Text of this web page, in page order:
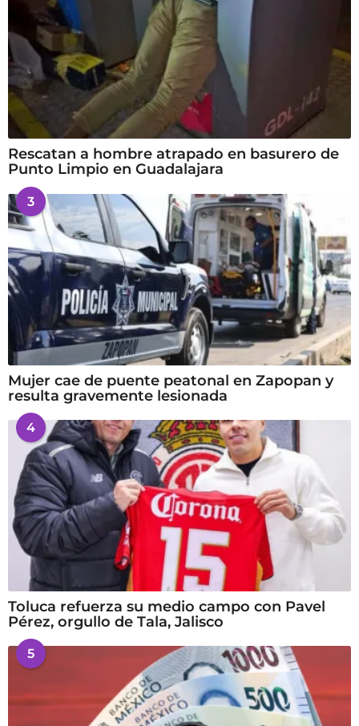
Rescatan a hombre atrapado en basurero de
Punto Limpio en Guadalajara
3
Mujer cae de puente peatonal en Zapopan y
resulta gravemente lesionada
4
Toluca refuerza su medio campo con Pavel
Pérez, orgullo de Tala, Jalisco
5